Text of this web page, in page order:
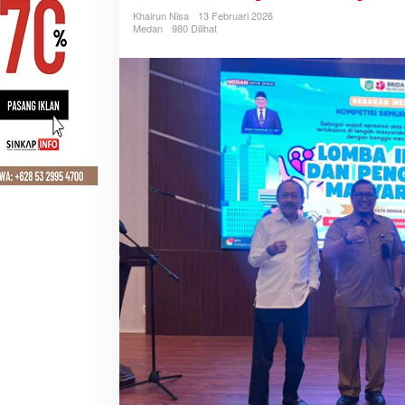
Khairun Nisa
13 Februari 2026
Medan
980 Dilihat